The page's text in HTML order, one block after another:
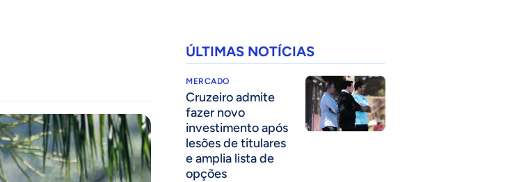
ÚLTIMAS NOTÍCIAS
MERCADO
Cruzeiro admite
fazer novo
investimento após
lesões de titulares
e amplia lista de
opções